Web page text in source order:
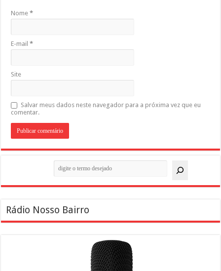
Nome*
E-mail*
Site
Salvar meus dados neste navegador para a próxima vez que eu
comentar.
Rádio Nosso Bairro